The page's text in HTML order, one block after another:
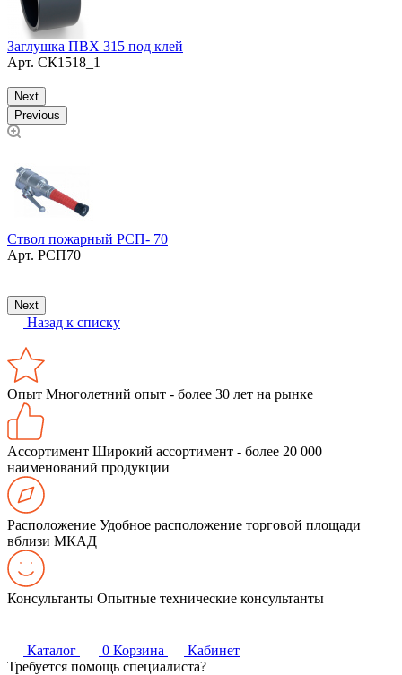
Заглушка ПВХ 315 под клей
Арт. СК1518_1
Next
Previous
Ствол пожарный РСП- 70
Арт. РСП70
Next
Назад к списку
Опыт Многолетний опыт - более 30 лет на рынке
Ассортимент Широкий ассортимент - более 20 000
наименований продукции
Расположение Удобное расположение торговой площади
вблизи МКАД
Консультанты Опытные технические консультанты
Каталог 0 Корзина
Кабинет
Требуется помощь специалиста?